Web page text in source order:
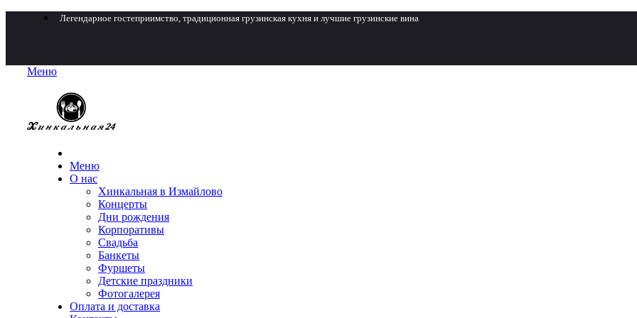
Легендарное гостеприимство, традиционная грузинская кухня и лучшие грузинские вина
Меню
Меню
О нас
Хинкальная в Измайлово
Концерты
Дни рождения
Корпоративы
Свадьба
Банкеты
Фуршеты
Детские праздники
Фотогалерея
Оплата и доставка